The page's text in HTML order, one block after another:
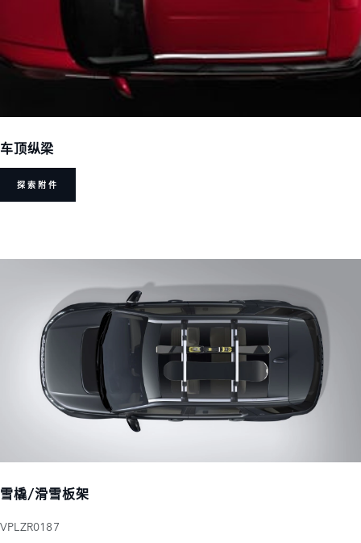
车顶纵梁
探索附件
雪橇/滑雪板架
VPLZR0187